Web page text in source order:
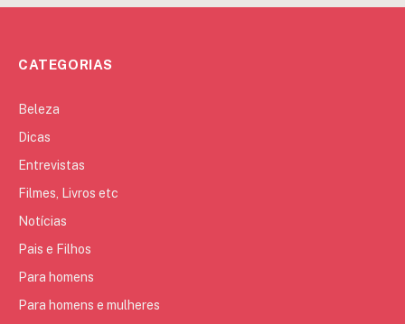
CATEGORIAS
Beleza
Dicas
Entrevistas
Filmes, Livros etc
Notícias
Pais e Filhos
Para homens
Para homens e mulheres